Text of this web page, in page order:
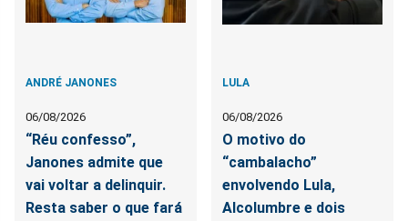
ANDRÉ JANONES
06/08/2026
“Réu confesso”,
Janones admite que
vai voltar a delinquir.
Resta saber o que fará
LULA
06/08/2026
O motivo do
“cambalacho”
envolvendo Lula,
Alcolumbre e dois